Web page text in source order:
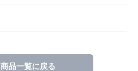
商品一覧に戻る